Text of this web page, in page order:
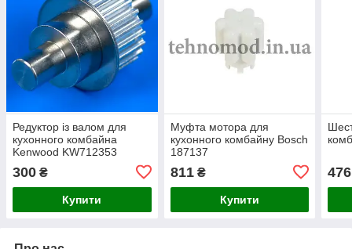
Редуктор із валом для
кухонного комбайна
Kenwood KW712353
300 ₴
Купити
Муфта мотора для
кухонного комбайну Bosch
187137
811₴
Купити
476